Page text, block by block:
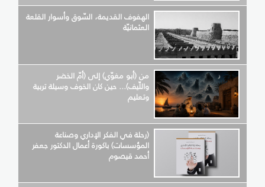
الهفوف القديمة، السّوق وأسوار القلعة
العثمانيّة
من (أبو مغوّي) إلى (أمّ الخضر
واللّيف)... حين كان الخوف وسيلة تربية
وتعليم
(رحلة في الفكر الإداري وصناعة
المؤسسات) باكورة أعمال الدكتور جعفر
أحمد قيصوم